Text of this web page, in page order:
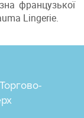
французької
Lingerie.